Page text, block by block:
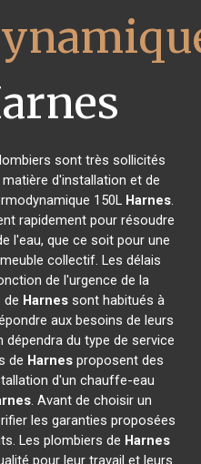
sont très sollicités
d'installation et de
150L Harnes.
rapidement pour résoudre
l'eau, que ce soit pour une
collectif. Les délais
de l'urgence de la
de Harnessont habitués à
aux besoins de leurs
du type de service
de Harnesproposent des
d'un chauffe-eau
. Avant de choisir un
les garanties proposées
Les plombiers de Harnes
pour leur travail et leurs